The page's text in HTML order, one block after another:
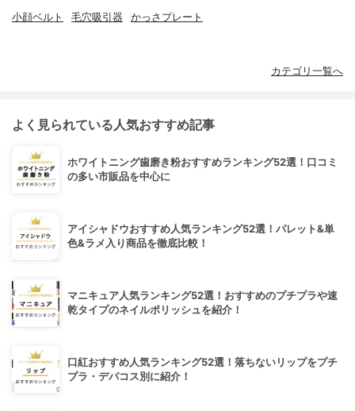
小顔ベルト 毛穴吸引器 かっさプレート
カテゴリ一覧へ
よく見られている人気おすすめ記事
ホワイトニング歯磨き粉おすすめランキング52選！口コミ
の多い市販品を中心に
アイシャドウおすすめ人気ランキング52選！パレット&単
色&ラメ入り商品を徹底比較！
マニキュア人気ランキング52選！おすすめのプチプラや速
乾タイプのネイルポリッシュを紹介！
口紅おすすめ人気ランキング52選！落ちないリップをプチ
プラ・デパコス別に紹介！